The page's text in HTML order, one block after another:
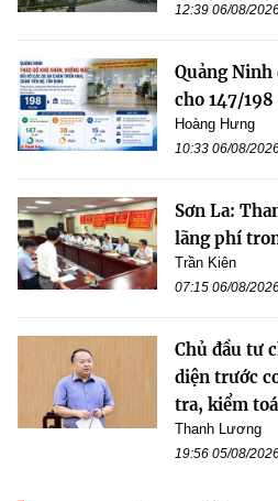
12:39 06/08/
Quảng Ninh
cho 147/
Hoàng Hưng
10:33 06/08/
Sơn La:
lãng phí
Trần Kiên
07:15 06/08/
Chủ đầu tư
diện trước
tra, kiểm
Thanh Lương
19:56 05/08/